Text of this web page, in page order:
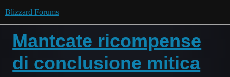
Blizzard Forums
Mantcate ricompense
di conclusione mitica